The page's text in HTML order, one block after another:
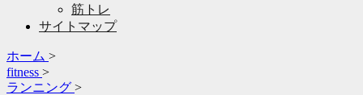
筋トレ
サイトマップ
ホーム >
fitness >
ランニング >